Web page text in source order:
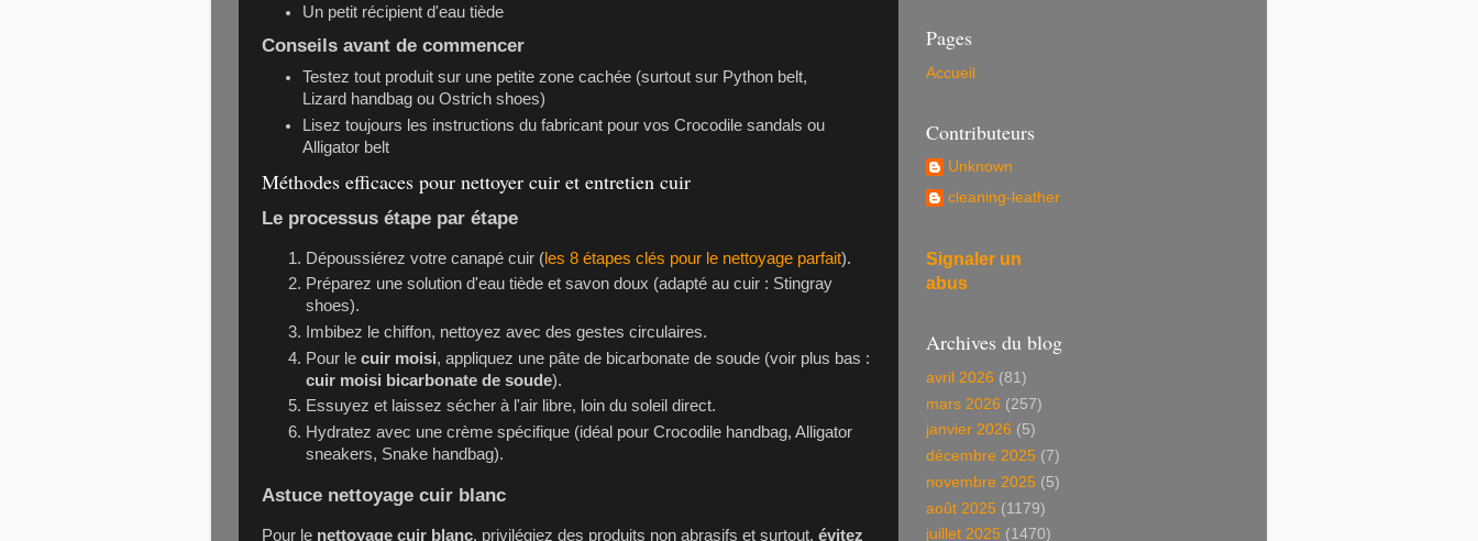
Un petit récipient d'eau tiède
Conseils avant de commencer
Testez tout produit sur une petite zone cachée (surtout sur Python belt,
Lizard handbag ouOstrich shoes)
Lisez toujours les instructions du fabricant pour vosCrocodile sandals ou
Alligator belt
Méthodes efficaces pour nettoyer cuir et entretien cuir
Le processus étape par étape
Dépoussiérez votre canapé cuir (les 8 étapes clés pour le nettoyage parfait).
Préparez une solution d'eau tiède et savon doux (adapté au cuir : Stingray
shoes).
Imbibez le chiffon, nettoyez avec des gestes circulaires.
Pour le cuir moisi, appliquez une pâte de bicarbonate de soude (voir plus bas :
cuir moisi bicarbonate de soude).
Essuyez et laissez sécher à l'air libre, loin du soleil direct.
Hydratez avec une crème spécifique (idéal pour Crocodile handbag, Alligator
sneakers, Snake handbag).
Astuce nettoyage cuir blanc
Pour le nettoyage cuir blanc, privilégiez des produits non abrasifs et surtout, évitez
Pages
Accueil
Contributeurs
Unknown
cleaning-leather
Signaler un
abus
Archives du blog
avril 2026 (81)
mars 2026 (257)
janvier 2026 (5)
décembre 2025 (7)
novembre 2025 (5)
août 2025 (1179)
juillet 2025 (1470)